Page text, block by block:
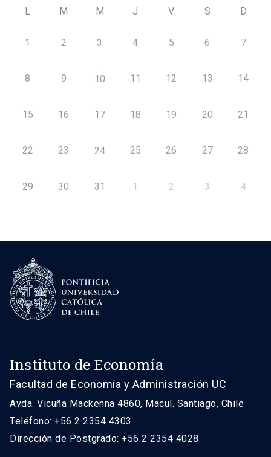
L M M J V S D
1 2 3 4 5 6 7
8 9 10 11 12 13 14
15 16 17 18 19 20 21
22 23 24 25 26 27 28
29 30 31 1 2 3 4
Instituto de Economía
Facultad de Economía y Administración UC
Avda. Vicuña Mackenna 4860, Macul. Santiago, Chile
Teléfono: +56 2 2354 4303
Dirección de Postgrado: +56 2 2354 4028